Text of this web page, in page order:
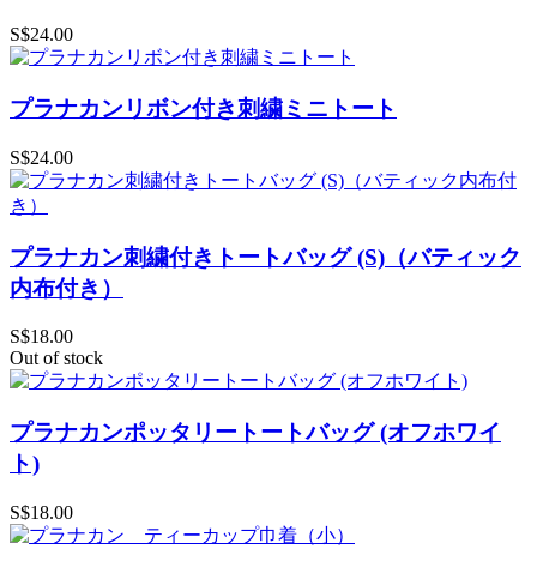
S$24.00
プラナカンリボン付き刺繍ミニトート
S$24.00
プラナカン刺繍付きトートバッグ (S)（バティック
内布付き）
S$18.00
Out of stock
プラナカンポッタリートートバッグ (オフホワイ
ト)
S$18.00